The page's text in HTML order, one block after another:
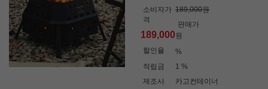
소비자가
격
189,000원
판매가
189,000원
할인율
%
적립금
1 %
제조사
카고컨테이너